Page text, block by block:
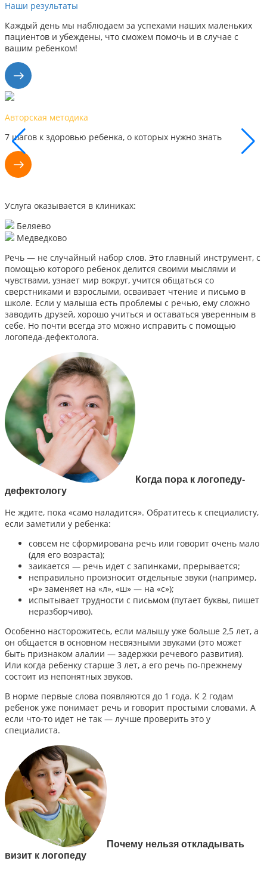
Наши результаты
Каждый день мы наблюдаем за успехами наших маленьких
пациентов и убеждены, что сможем помочь и в случае с
вашим ребенком!
Наши результаты
Каждый день мы видим успехи наших маленьких пациентов,
поэтому уверены, что сможем помочь и вам
Услуга оказывается в клиниках:
Беляево
Медведково
Речь — не случайный набор слов. Это главный инструмент, с
помощью которого ребенок делится своими мыслями и
чувствами, узнает мир вокруг, учится общаться со
сверстниками и взрослыми, осваивает чтение и письмо в
школе. Если у малыша есть проблемы с речью, ему сложно
заводить друзей, хорошо учиться и оставаться уверенным в
себе. Но почти всегда это можно исправить с помощью
логопеда-дефектолога.
Когда пора к логопеду-
дефектологу
Не ждите, пока «само наладится». Обратитесь к специалисту,
если заметили у ребенка:
совсем не сформирована речь или говорит очень мало
(для его возраста);
заикается — речь идет с запинками, прерывается;
неправильно произносит отдельные звуки (например,
«р» заменяет на «л», «ш» — на «с»);
испытывает трудности с письмом (путает буквы, пишет
неразборчиво).
Особенно насторожитесь, если малышу уже больше 2,5 лет, а
он общается в основном несвязными звуками (это может
быть признаком алалии — задержки речевого развития).
Или когда ребенку старше 3 лет, а его речь по-прежнему
состоит из непонятных звуков.
В норме первые слова появляются до 1 года. К 2 годам
ребенок уже понимает речь и говорит простыми словами. А
если что-то идет не так — лучше проверить это у
специалиста.
Почему нельзя откладывать
визит к логопеду